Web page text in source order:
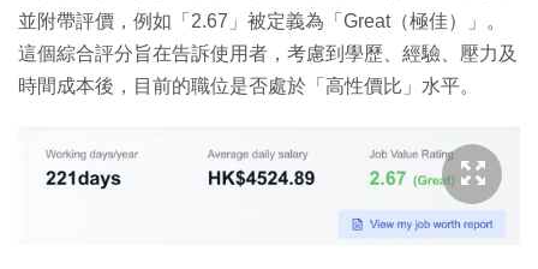
並附帶評價，例如「2.67」被定義為「Great（極佳）」。
這個綜合評分旨在告訴使用者，考慮到學歷、經驗、壓力及
時間成本後，目前的職位是否處於「高性價比」水平。